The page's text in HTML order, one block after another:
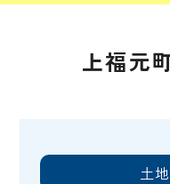
上福元
土